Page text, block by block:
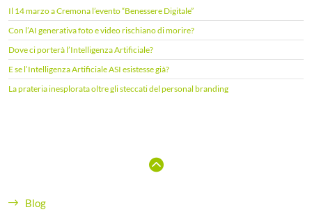
a
p
e
r
:
Il 14 marzo a Cremona l’evento “Benessere Digitale”
Con l’AI generativa foto e video rischiano di morire?
Dove ci porterà l’Intelligenza Artificiale?
E se l’Intelligenza Artificiale ASI esistesse già?
La prateria inesplorata oltre gli steccati del personal branding
Blog